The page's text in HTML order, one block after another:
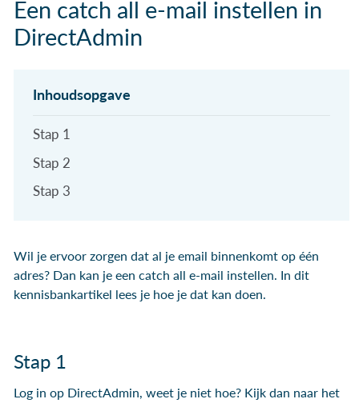
Een catch all e-mail instellen in
DirectAdmin
Stap 1
Stap 2
Stap 3
Wil je ervoor zorgen dat al je email binnenkomt op één
adres? Dan kan je een catch all e-mail instellen. In dit
kennisbankartikel lees je hoe je dat kan doen.
Stap 1
Log in op DirectAdmin, weet je niet hoe? Kijk dan naar het